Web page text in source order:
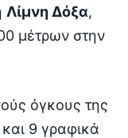
Λίμνη Δόξα,
μέτρων στην
όγκους της
9 γραφικά